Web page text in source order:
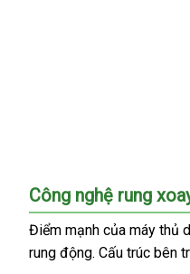
Máy
thủ
dâm
động
Công nghệ rung
Điểm mạnh của máy thủ
rung động. Cấu trúc bên